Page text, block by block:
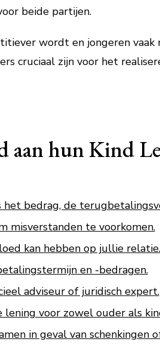
beide partijen.
wordt en jongeren
cruciaal zijn voor het
aan hun Kind
het bedrag, de
misverstanden te voorkomen.
kan hebben op jullie
en -bedragen.
adviseur of juridisch expert.
lening voor zowel ouder als
in geval van schenkingen